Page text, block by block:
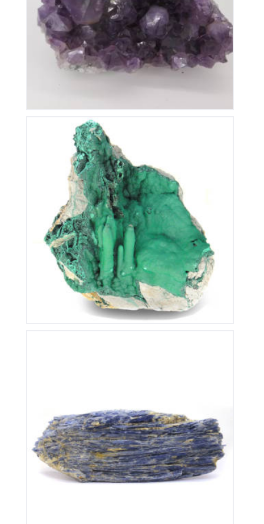
110 €
Stalactite de Malachite
380€
Cyanite
195€